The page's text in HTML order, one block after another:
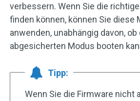
verbessern. Wenn Sie die
finden können, können Sie diese
anwenden, unabhängig davon,
abgesicherten Modus booten
Tipp:
Wenn Sie die Firmware nicht